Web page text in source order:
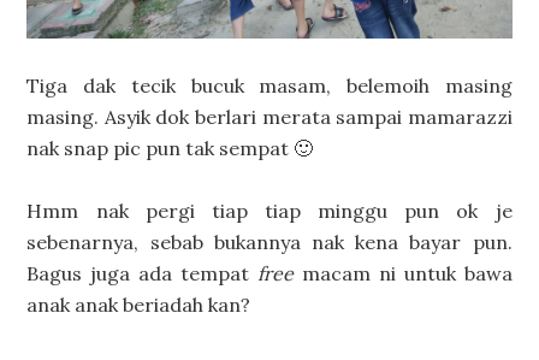
Tiga dak tecik bucuk masam, belemoih masing
masing. Asyik dok berlari merata sampai mamarazzi
nak snap pic pun tak sempat 🙂
Hmm nak pergi tiap tiap minggu pun ok je
sebenarnya, sebab bukannya nak kena bayar pun.
Bagus juga ada tempat freemacam ni untuk bawa
anak anak beriadah kan?